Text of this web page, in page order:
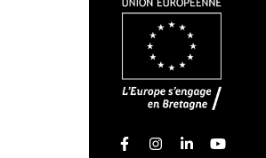
FacebookInstagram
LinkedinYoutube